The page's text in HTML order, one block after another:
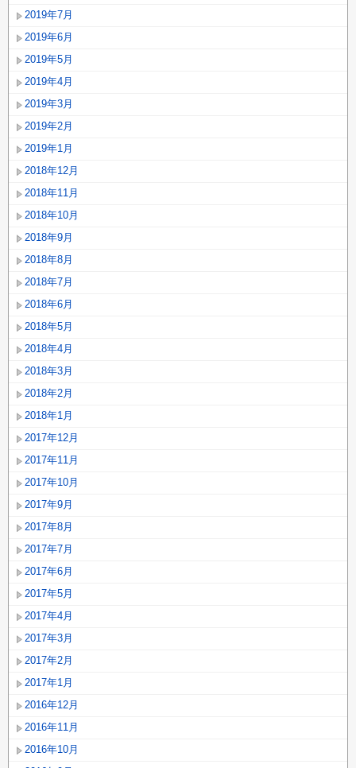
2019年7月
2019年6月
2019年5月
2019年4月
2019年3月
2019年2月
2019年1月
2018年12月
2018年11月
2018年10月
2018年9月
2018年8月
2018年7月
2018年6月
2018年5月
2018年4月
2018年3月
2018年2月
2018年1月
2017年12月
2017年11月
2017年10月
2017年9月
2017年8月
2017年7月
2017年6月
2017年5月
2017年4月
2017年3月
2017年2月
2017年1月
2016年12月
2016年11月
2016年10月